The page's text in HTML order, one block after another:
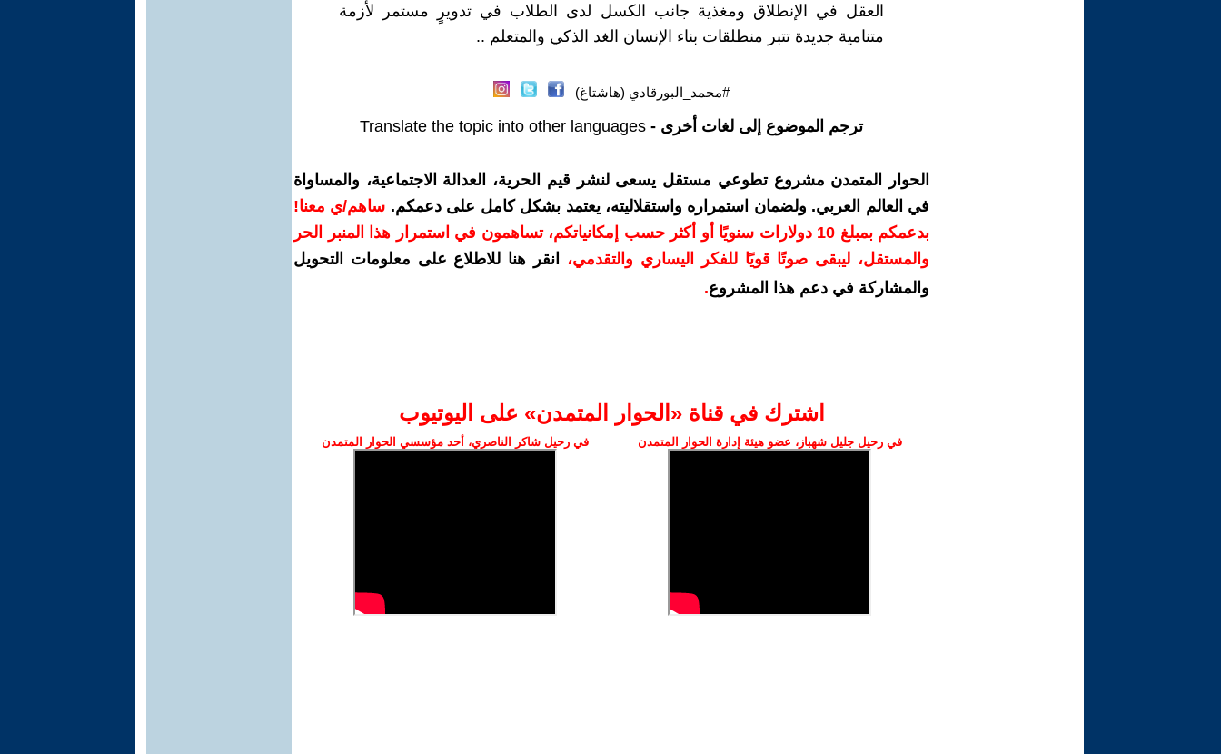
العقل في الإنطلاق ومغذية جانب الكسل لدى الطلاب في تدويرٍ مستمر لأزمة
متنامية جديدة تتبر منطلقات بناء الإنسان الغد الذكي والمتعلم ..
#محمد_البورقادي (هاشتاغ)
ترجم الموضوع إلى لغات أخرى - Translate the topic into other languages
الحوار المتمدن مشروع تطوعي مستقل يسعى لنشر قيم الحرية، العدالة الاجتماعية، والمساواة
في العالم العربي. ولضمان استمراره واستقلاليته، يعتمد بشكل كامل على دعمكم. ساهم/ي معنا!
بدعمكم بمبلغ 10 دولارات سنويًا أو أكثر حسب إمكانياتكم، تساهمون في استمرار هذا المنبر الحر
والمستقل، ليبقى صوتًا قويًا للفكر اليساري والتقدمي،
انقر هنا للاطلاع على معلومات التحويل
والمشاركة في دعم هذا المشروع.
اشترك في قناة ‫«الحوار المتمدن» على اليوتيوب
في رحيل جليل شهباز، عضو هيئة إدارة الحوار المتمدن في رحيل شاكر الناصري، أحد مؤسسي الحوار المتمدن